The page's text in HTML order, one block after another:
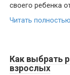
своего ребенка
Читать полностью
Как выбрать
взрослых